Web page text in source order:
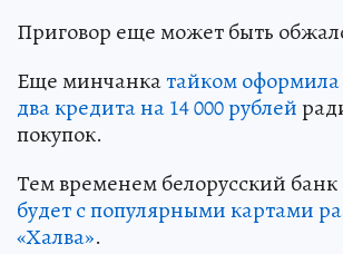
Приговор еще может быть
Еще минчанкатайком оформила
два кредита на 14 000 рублей
покупок.
Тем временем белорусский банк
будет с популярными картами
«Халва».